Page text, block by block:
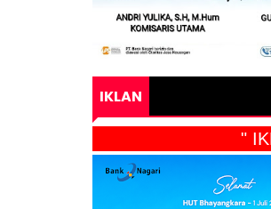
IKLAN